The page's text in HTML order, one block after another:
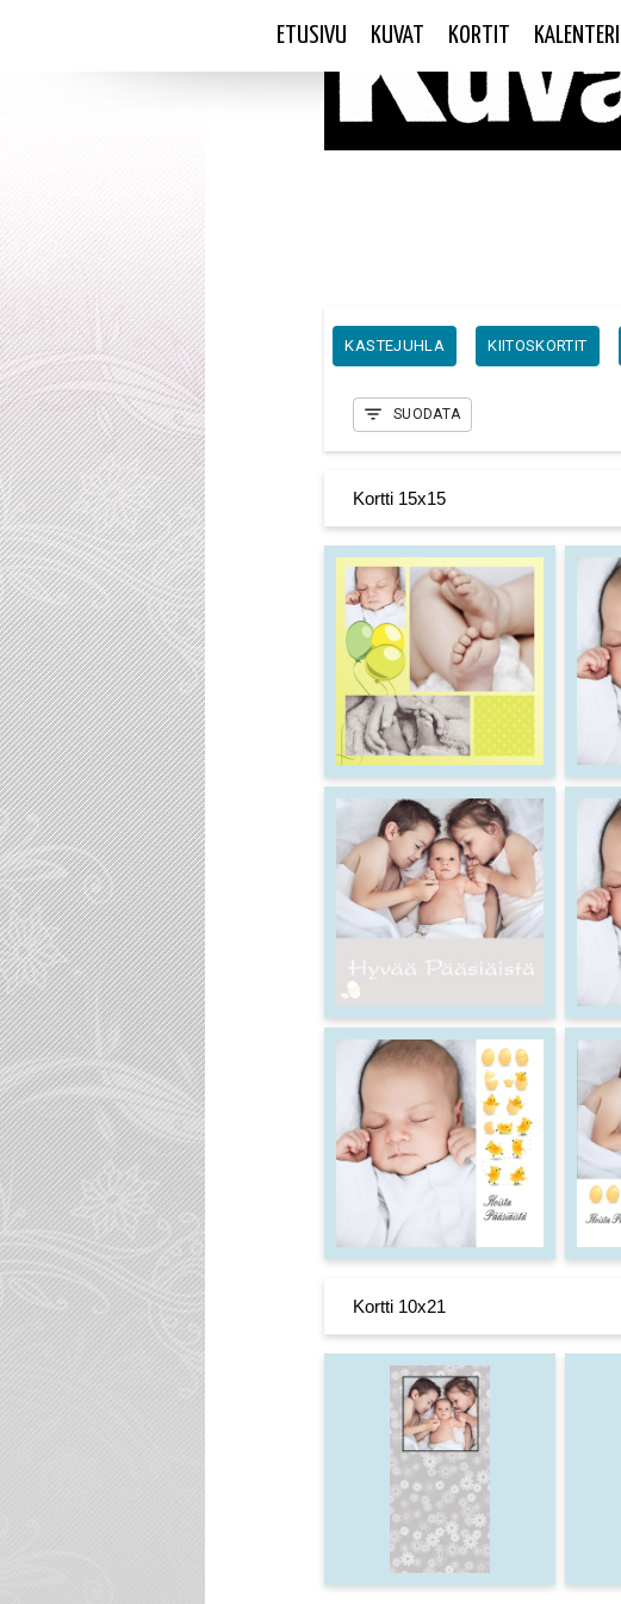
ETUSIVU KUVAT KORTIT KALENTERIT
HÄÄKORTIT JOULUKORTIT KASTEJUHLA KIITOSKORTIT
SUODATA
Kortti 15x15
Kortti 10x21